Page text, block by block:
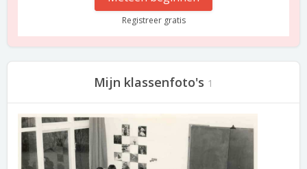
Registreer gratis
Mijn klassenfoto's 1